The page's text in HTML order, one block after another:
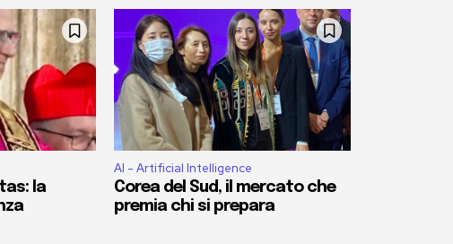
la
AI - Artificial Intelligence
Corea del Sud, il mercato che
premia chi si prepara